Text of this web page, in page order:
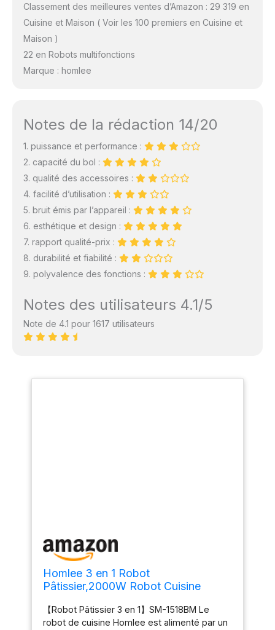
Classement des meilleures ventes d’Amazon : 29 319 en
Cuisine et Maison ( Voir les 100 premiers en Cuisine et
Maison )
22 en Robots multifonctions
Marque : homlee
Notes de la rédaction 14/20
1. puissance et performance :
2. capacité du bol :
3. qualité des accessoires :
4. facilité d’utilisation :
5. bruit émis par l’appareil :
6. esthétique et design :
7. rapport qualité-prix :
8. durabilité et fiabilité :
9. polyvalence des fonctions :
Notes des utilisateurs 4.1/5
Note de 4.1 pour 1617 utilisateurs
Homlee 3 en 1 Robot
Pâtissier,2000W Robot Cuisine
Viande,1,5L Mixeur,Ensemble de
légumes,Accessoires pour
【Robot Pâtissier 3 en 1】SM-1518BM Le
robot de cuisine Homlee est alimenté par un